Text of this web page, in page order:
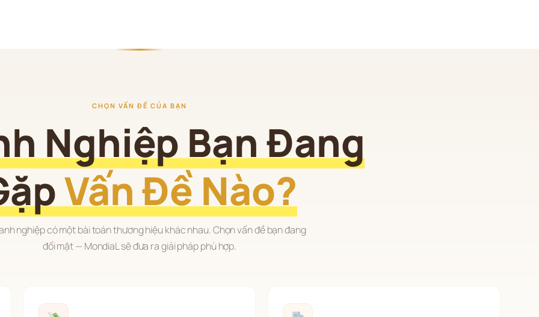
CHỌN VẤN ĐỀ CỦA BẠN
Nghiệp Bạn Đang
Vấn Đề Nào?
nghiệp có một bài toán thương hiệu khác nhau. Chọn vấn đề bạn đang
đối mặt — MondiaL sẽ đưa ra giải pháp phù hợp.